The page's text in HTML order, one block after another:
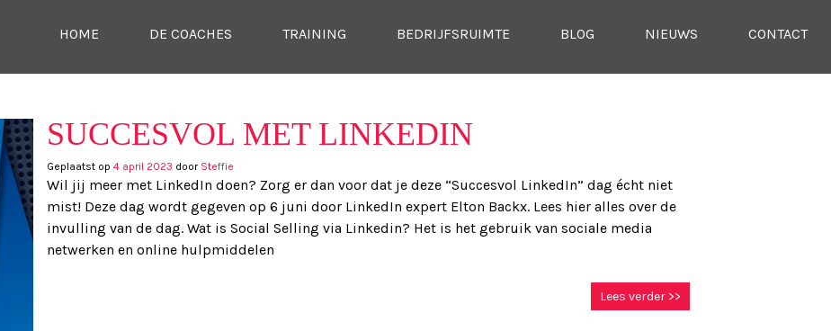
MENU
SKIP NAAR CONTENT
HOME DE COACHES TRAINING BEDRIJFSRUIMTE BLOG NIEUWS CONTACT
SUCCESVOL MET LINKEDIN
Geplaatst op 4 april 2023 door Steffie
Wil jij meer met LinkedIn doen? Zorg er dan voor dat je deze “Succesvol LinkedIn” dag écht niet
mist! Deze dag wordt gegeven op 6 juni door LinkedIn expert Elton Backx. Lees hier alles over de
invulling van de dag. Wat is Social Selling via Linkedin? Het is het gebruik van sociale media
netwerken en online hulpmiddelen
Lees verder >>